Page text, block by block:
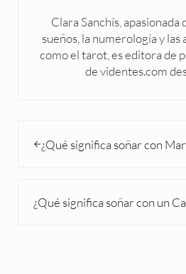
Clara Sanchís, apasionada
sueños, la numerología y
como el tarot, es editora de
de videntes.com
¿Qué significa soñar con
¿Qué significa soñar con un